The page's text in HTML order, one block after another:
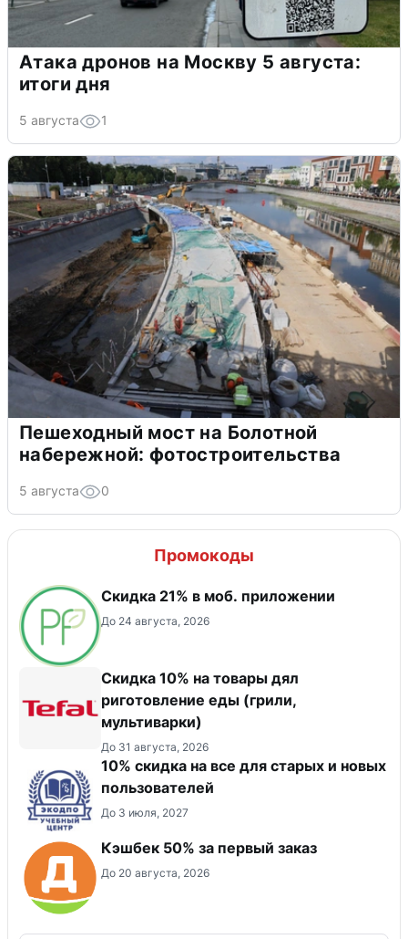
Атака дронов на Москву 5 августа:
итоги дня
5 августа 1
Пешеходный мост на Болотной
набережной: фотостроительства
5 августа 0
Промокоды
Скидка 21% в моб. приложении
До 24 августа, 2026
Скидка 10% на товары дял
риготовление еды (грили,
мультиварки)
До 31 августа, 2026
10% скидка на все для старых и новых
пользователей
До 3 июля, 2027
Кэшбек 50% за первый заказ
До 20 августа, 2026